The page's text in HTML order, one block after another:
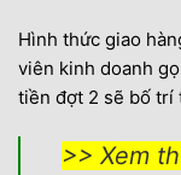
Hình thức giao
viên kinh doanh
tiền đợt 2 sẽ bố trí
>> Xem